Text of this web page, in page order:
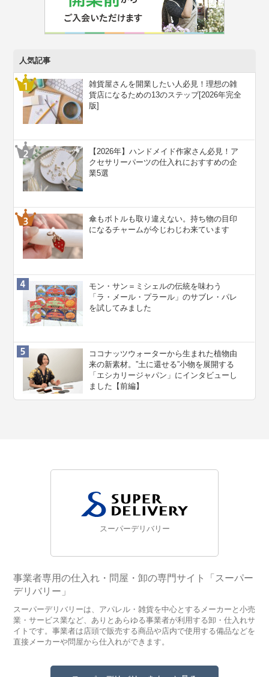
人気記事
雑貨屋さんを開業したい人必見！理想の雑
貨店になるための13のステップ[2026年完全
版]
【2026年】ハンドメイド作家さん必見！ア
クセサリーパーツの仕入れにおすすめの企
業5選
傘もボトルも取り違えない。持ち物の目印
になるチャームが今じわじわ来ています
モン・サン＝ミシェルの伝統を味わう
「ラ・メール・プラール」のサブレ・パレ
を試してみました
ココナッツウォーターから生まれた植物由
来の新素材。”⼟に還せる”小物を展開する
「エシカリージャパン」にインタビューし
ました【前編】
スーパーデリバリー
事業者専用の仕入れ・問屋・卸の専門サイト「スーパー
デリバリー」
スーパーデリバリーは、アパレル・雑貨を中心とするメーカーと小売
業・サービス業など、ありとあらゆる事業者が利用する卸・仕入れサ
イトです。事業者は店頭で販売する商品や店内で使用する備品などを
直接メーカーや問屋から仕入れができます。